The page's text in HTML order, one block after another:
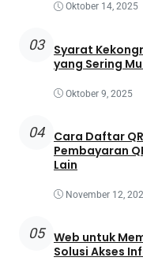
Oktober 14, 2025
03
Syarat
yang Sering
Oktober 9, 2025
04
Cara Daftar
Pembayaran
Lain
November 12,
05 Web untuk
Solusi Akses